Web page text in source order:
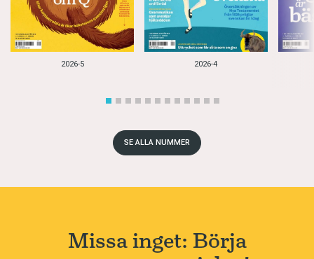
2026-5 2026-4
SE ALLA NUMMER
Missa inget: Börja